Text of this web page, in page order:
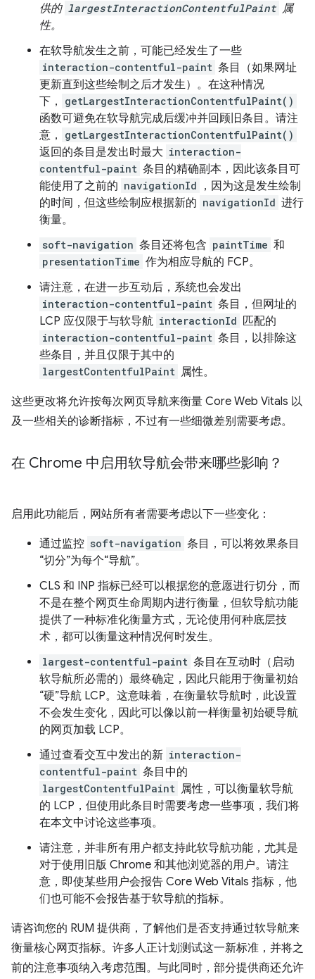
供的 largestInteractionContentfulPaint 属
性。
在软导航发生之前，可能已经发生了一些
interaction-contentful-paint 条目（如果网址
更新直到这些绘制之后才发生）。在这种情况
下，
getLargestInteractionContentfulPaint()
函数可避免在软导航完成后缓冲并回顾旧条目。请注
意，
getLargestInteractionContentfulPaint()
返回的条目是发出时最大 interaction-
contentful-paint 条目的精确副本，因此该条目可
能使用了之前的 navigationId
，因为这是发生绘制
的时间，但这些绘制应根据新的 navigationId 进行
衡量。
soft-navigation 条目还将包含 paintTime 和
presentationTime 作为相应导航的 FCP。
请注意，在进一步互动后，系统也会发出
interaction-contentful-paint 条目，但网址的
LCP 应仅限于与软导航 interactionId 匹配的
interaction-contentful-paint 条目，以排除这
些条目，并且仅限于其中的
largestContentfulPaint 属性。
这些更改将允许按每次网页导航来衡量 Core Web Vitals 以
及一些相关的诊断指标，不过有一些细微差别需要考虑。
在 Chrome 中启用软导航会带来哪些影响？
启用此功能后，网站所有者需要考虑以下一些变化：
通过监控 soft-navigation 条目，可以将效果条目
“切分”为每个“导航”。
CLS 和 INP 指标已经可以根据您的意愿进行切分，而
不是在整个网页生命周期内进行衡量，但软导航功能
提供了一种标准化衡量方式，无论使用何种底层技
术，都可以衡量这种情况何时发生。
largest-contentful-paint 条目在互动时（启动
软导航所必需的）最终确定，因此只能用于衡量初始
“硬”导航 LCP。这意味着，在衡量软导航时，此设置
不会发生变化，因此可以像以前一样衡量初始硬导航
的网页加载 LCP。
通过查看交互中发出的新 interaction-
contentful-paint 条目中的
largestContentfulPaint 属性，可以衡量软导航
的 LCP，但使用此条目时需要考虑一些事项，我们将
在本文中讨论这些事项。
请注意，并非所有用户都支持此软导航功能，尤其是
对于使用旧版 Chrome 和其他浏览器的用户。请注
意，即使某些用户会报告 Core Web Vitals 指标，他
们也可能不会报告基于软导航的指标。
请咨询您的 RUM 提供商，了解他们是否支持通过软导航来
衡量核心网页指标。许多人正计划测试这一新标准，并将之
前的注意事项纳入考虑范围。与此同时，部分提供商还允许